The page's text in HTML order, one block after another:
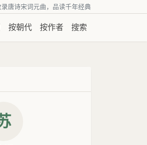
录唐诗宋词元曲，品读千年经典
按朝代 按作者 搜索